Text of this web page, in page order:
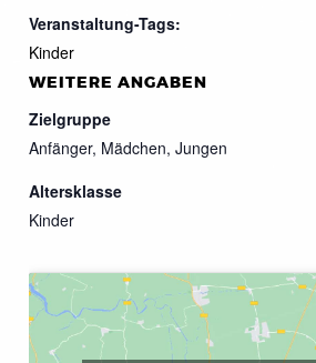
Veranstaltung-Tags:
Kinder
WEITERE ANGABEN
Zielgruppe
Anfänger, Mädchen, Jungen
Altersklasse
Kinder